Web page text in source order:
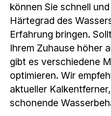
können Sie schnell
Härtegrad des
Erfahrung bringen.
Ihrem Zuhause höher
gibt es verschiedene
optimieren. Wir
aktueller
schonende